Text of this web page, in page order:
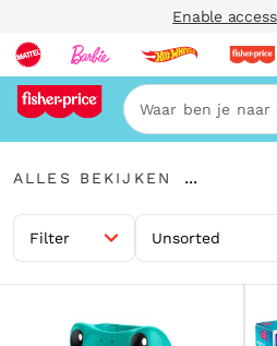
Enable
Alles
ALLES BEKIJKEN
...
uitvouwen
Filter Unsorted